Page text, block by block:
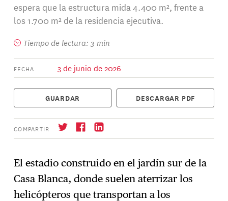
espera que la estructura mida 4.400 m², frente a
los 1.700 m² de la residencia ejecutiva.
Tiempo de lectura: 3 min
FECHA 3 de junio de 2026
GUARDAR DESCARGAR PDF
COMPARTIR
→ Suscríbase
El estadio construido en el jardín sur de la
Casa Blanca, donde suelen aterrizar los
helicópteros que transportan a los